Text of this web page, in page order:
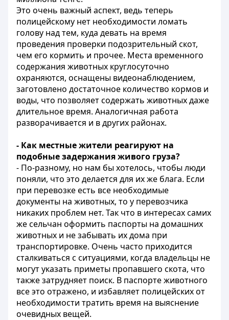
Это очень важный аспект, ведь теперь
полицейскому нет необходимости ломать
голову над тем, куда девать на время
проведения проверки подозрительный скот,
чем его кормить и прочее. Места временного
содержания животных круглосуточно
охраняются, оснащены видеонаблюдением,
заготовлено достаточное количество кормов и
воды, что позволяет содержать животных даже
длительное время. Аналогичная работа
разворачивается и в других районах.
- Как местные жители реагируют на
подобные задержания живого груза?
- По-разному, но нам бы хотелось, чтобы люди
поняли, что это делается для их же блага. Если
при перевозке есть все необходимые
документы на животных, то у перевозчика
никаких проблем нет. Так что в интересах самих
же сельчан оформить паспорты на домашних
животных и не забывать их дома при
транспортировке. Очень часто приходится
сталкиваться с ситуациями, когда владельцы не
могут указать приметы пропавшего скота, что
также затрудняет поиск. В паспорте животного
все это отражено, и избавляет полицейских от
необходимости тратить время на выяснение
очевидных вещей.